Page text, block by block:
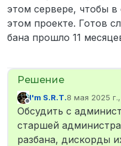
этом сервере, чтобы в
этом проекте. Готов
бана прошло 11
Не в сети
I'm S.R.T.8 мая 2025
Обсудить с
старшей
разбана, дискорды